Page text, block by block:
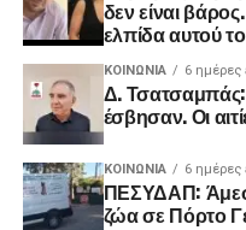
δεν είναι
ελπίδα αυτού
ΚΟΙΝΩΝΊΑ 6 ημέρες
Δ. Τσατσαμπάς:
έσβησαν. Οι
ΚΟΙΝΩΝΊΑ 6 ημέρες
ΠΕΣΥΔΑΠ:
ζώα σε Πόρτο